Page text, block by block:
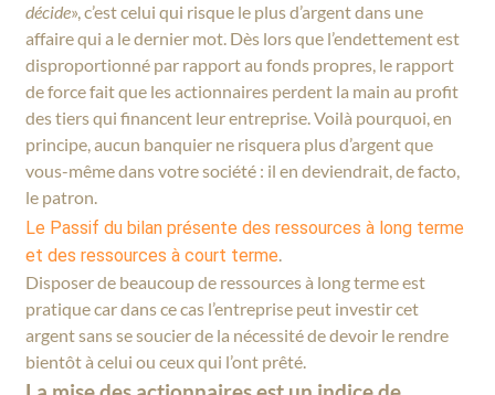
décide», c’est celui qui risque le plus d’argent dans une
affaire qui a le dernier mot. Dès lors que l’endettement est
disproportionné par rapport au fonds propres, le rapport
de force fait que les actionnaires perdent la main au profit
des tiers qui financent leur entreprise. Voilà pourquoi, en
principe, aucun banquier ne risquera plus d’argent que
vous-même dans votre société : il en deviendrait, de facto,
le patron.
Le Passif du bilan présente des ressources à long terme
et des ressources à court terme.
Disposer de beaucoup de ressources à long terme est
pratique car dans ce cas l’entreprise peut investir cet
argent sans se soucier de la nécessité de devoir le rendre
bientôt à celui ou ceux qui l’ont prêté.